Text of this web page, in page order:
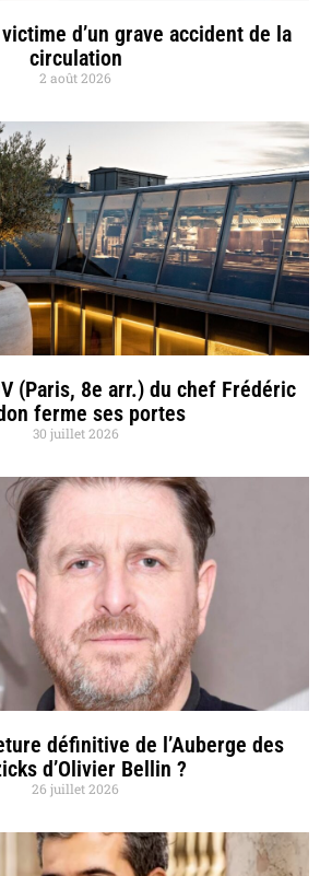
d’un grave accident de la
circulation
2 août 2026
(Paris, 8e arr.) du chef Frédéric
ferme ses portes
30 juillet 2026
définitive de l’Auberge des
d’Olivier Bellin ?
26 juillet 2026